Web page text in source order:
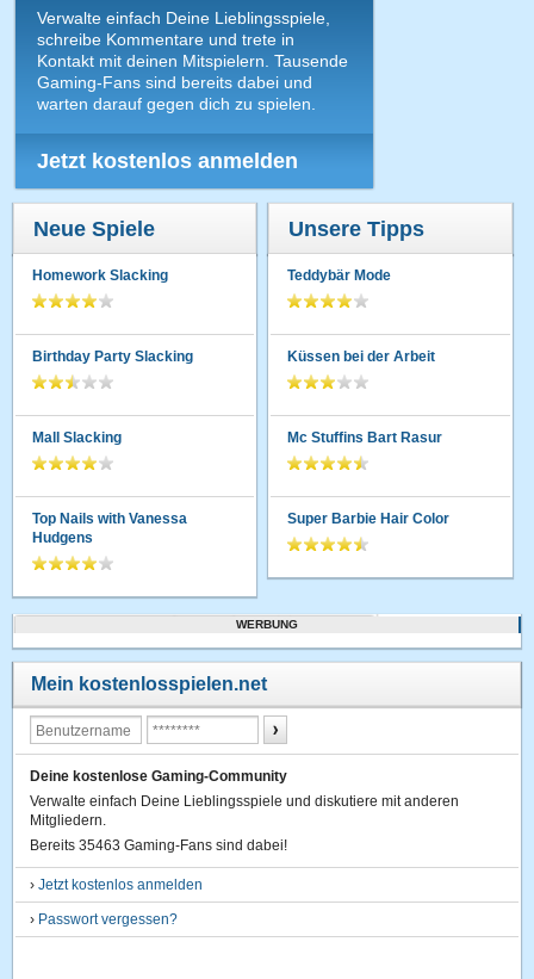
Verwalte einfach Deine Lieblingsspiele,
schreibe Kommentare und trete in
Kontakt mit deinen Mitspielern. Tausende
Gaming-Fans sind bereits dabei und
warten darauf gegen dich zu spielen.
Jetzt kostenlos anmelden
Neue Spiele
Homework Slacking
Birthday Party Slacking
Mall Slacking
Top Nails with Vanessa
Hudgens
Unsere Tipps
Teddybär Mode
Küssen bei der Arbeit
Mc Stuffins Bart Rasur
Super Barbie Hair Color
WERBUNG
Mein kostenlosspielen.net
Deine kostenlose Gaming-Community
Verwalte einfach Deine Lieblingsspiele und diskutiere mit anderen
Mitgliedern.
Bereits 35463 Gaming-Fans sind dabei!
›Jetzt kostenlos anmelden
› Passwort vergessen?